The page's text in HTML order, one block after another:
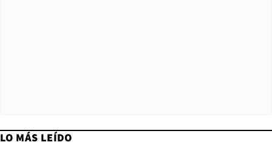
LO MÁS LEÍDO